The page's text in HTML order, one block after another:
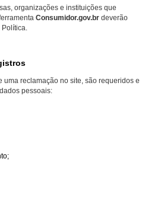
organizações e instituições que
Consumidor.gov.br deverão
Política.
uma reclamação no site, são requeridos e
pessoais: